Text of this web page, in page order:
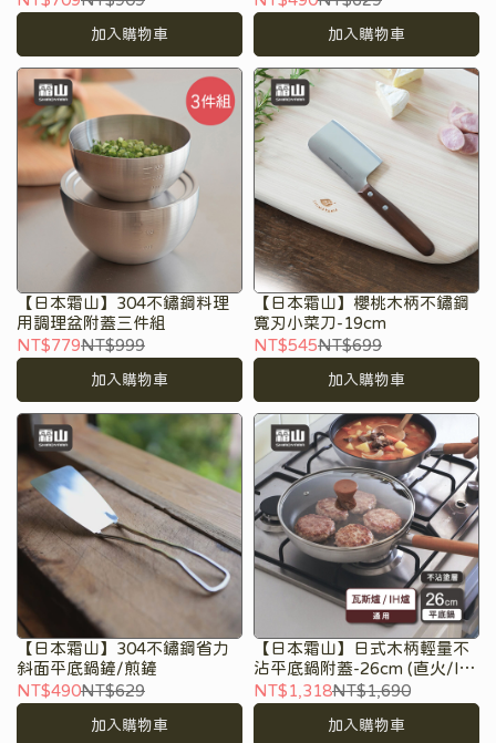
加入購物車 加入購物車
【日本霜山】304不鏽鋼料理
用調理盆附蓋三件組
NT$779NT$999
加入購物車
【日本霜山】櫻桃木柄不鏽鋼
寬刃小菜刀-19cm
NT$545NT$699
加入購物車
【日本霜山】304不鏽鋼省力
斜面平底鍋鏟/煎鏟
NT$490NT$629
加入購物車
【日本霜山】日式木柄輕量不
沾平底鍋附蓋-26cm (直火/IH
爐通用)
NT$1,318NT$1,690
加入購物車